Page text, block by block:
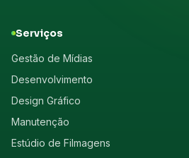
Serviços
Gestão de Mídias
Desenvolvimento
Design Gráfico
Manutenção
Estúdio de Filmagens